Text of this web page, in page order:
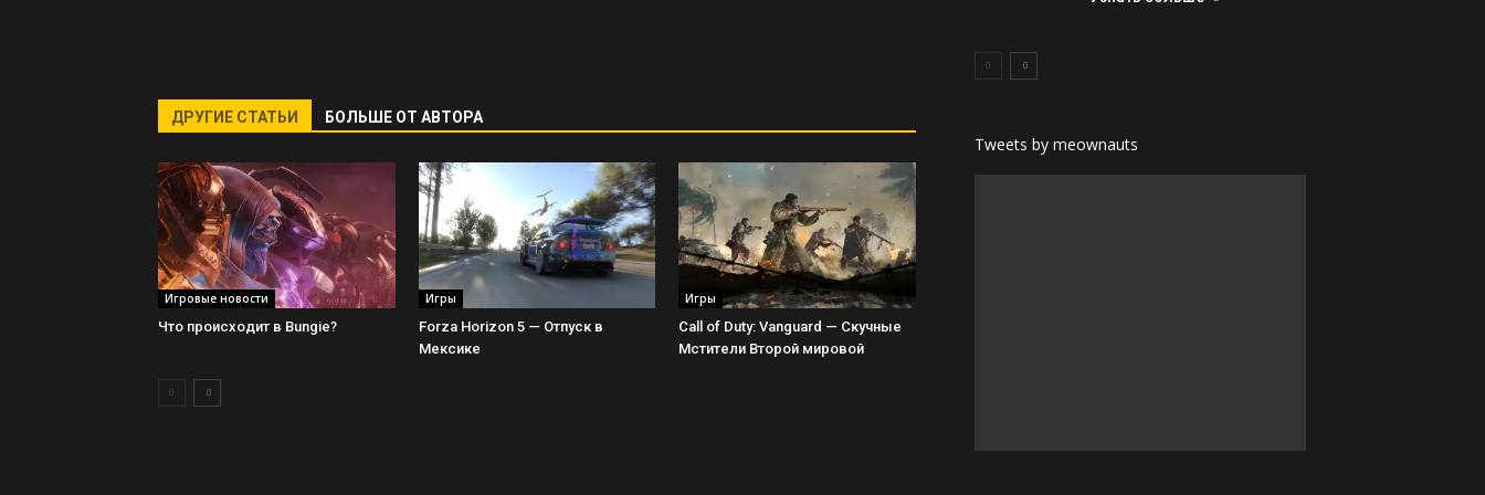
ДРУГИЕ СТАТЬИ БОЛЬШЕ ОТ АВТОРА
Игровые новости
Что происходит в Bungie?
Игры
Forza Horizon 5 — Отпуск в
Мексике
Игры
Call of Duty: Vanguard — Скучные
Мстители Второй мировой
Tweets by meownauts